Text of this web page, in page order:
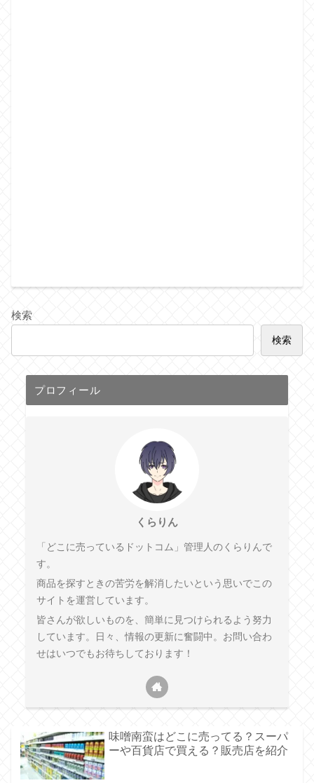
検索
検索
プロフィール
くらりん
「どこに売っているドットコム」管理人のくらりんで
す。
商品を探すときの苦労を解消したいという思いでこの
サイトを運営しています。
皆さんが欲しいものを、簡単に見つけられるよう努力
しています。日々、情報の更新に奮闘中。お問い合わ
せはいつでもお待ちしております！
味噌南蛮はどこに売ってる？スーパ
ーや百貨店で買える？販売店を紹介